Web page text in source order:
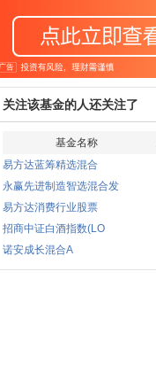
关注该基金的人还关注了
基金名称
易方达蓝筹精选混合
永赢先进制造智选混合发
易方达消费行业股票
招商中证白酒指数(LO
诺安成长混合A